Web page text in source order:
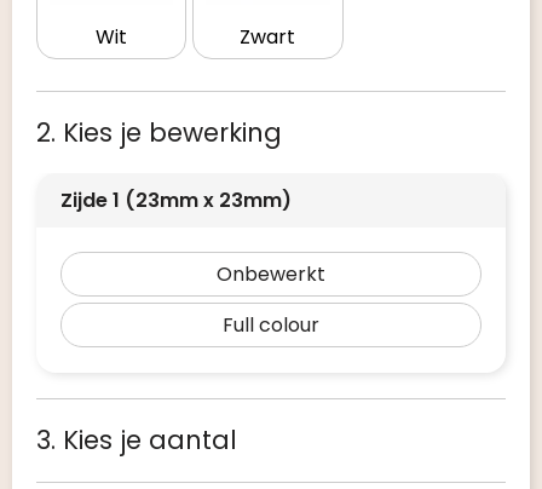
Wit Zwart
2. Kies je bewerking
Zijde 1 (23mm x 23mm)
Onbewerkt
Full colour
3. Kies je aantal